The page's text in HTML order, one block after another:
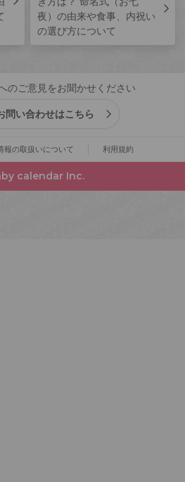
夜）の由来や食事、内祝い
の選び方について
のご意見をお聞かせください
問い合わせはこちら
報の取扱いについて 利用規約
calendar Inc.